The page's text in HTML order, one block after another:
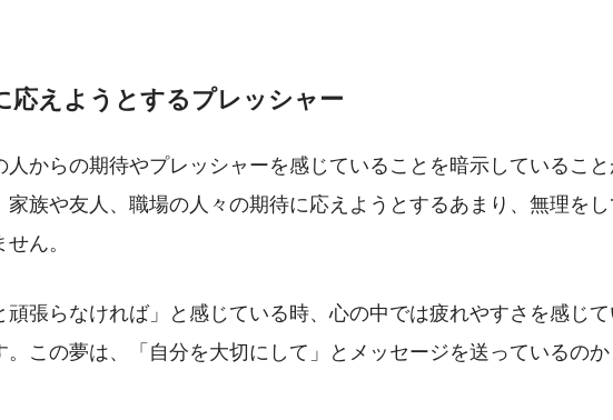
応えようとするプレッシャー
人からの期待やプレッシャーを感じていることを暗示しているこ
家族や友人、職場の人々の期待に応えようとするあまり、無理をし
ん。
頑張らなければ」と感じている時、心の中では疲れやすさを感じて
。この夢は、「自分を大切にして」とメッセージを送っているのか